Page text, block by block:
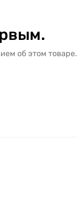
об этом товаре.